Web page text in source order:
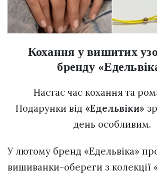
Кохання у вишитих
бренду
Настає час кохання та
Подарунки від «Едельвіки»
день особливим.
У лютому бренд «Едельвіка»
вишиванки-обереги з колекції